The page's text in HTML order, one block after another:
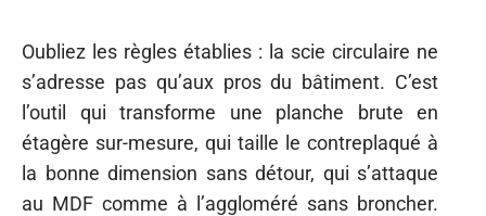
Oubliez les règles établies : la scie circulaire ne
s’adresse pas qu’aux pros du bâtiment. C’est
l’outil qui transforme une planche brute en
étagère sur-mesure, qui taille le contreplaqué à
la bonne dimension sans détour, qui s’attaque
au MDF comme à l’aggloméré sans broncher.